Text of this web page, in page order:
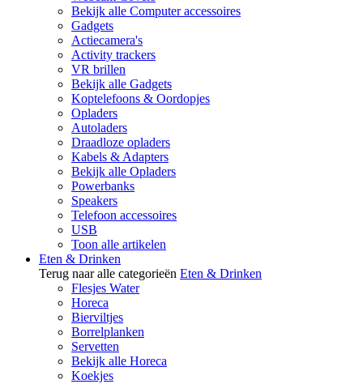
Bekijk alle Computer accessoires
Gadgets
Actiecamera's
Activity trackers
VR brillen
Bekijk alle Gadgets
Koptelefoons & Oordopjes
Opladers
Autoladers
Draadloze opladers
Kabels & Adapters
Bekijk alle Opladers
Powerbanks
Speakers
Telefoon accessoires
USB
Toon alle artikelen
Eten & Drinken
Terug naar alle categorieën Eten & Drinken
Flesjes Water
Horeca
Bierviltjes
Borrelplanken
Servetten
Bekijk alle Horeca
Koekjes